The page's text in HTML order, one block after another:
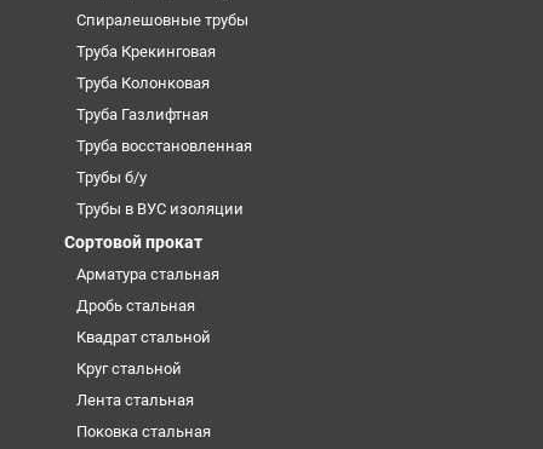
Спиралешовные трубы
Труба Крекинговая
Труба Колонковая
Труба Газлифтная
Труба восстановленная
Трубы б/у
Трубы в ВУС изоляции
Сортовой прокат
Арматура стальная
Дробь стальная
Квадрат стальной
Круг стальной
Лента стальная
Поковка стальная